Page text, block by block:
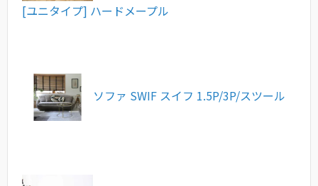
[ユニタイプ] ハードメープル
ソファ SWIF スイフ 1.5P/3P/スツール